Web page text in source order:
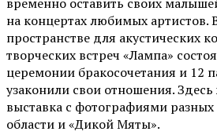
на концертах любимых
пространстве для акустических
творческих встреч «Лампа»
церемонии бракосочетания и 12
узаконили свои отношения.
выставка с фотографиями разных
области и «Дикой Мяты».